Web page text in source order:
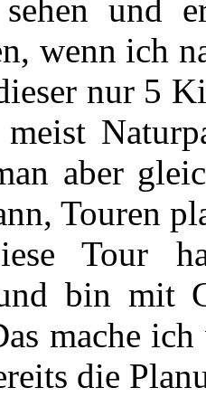
und
wenn ich
nur 5
aber
Touren
Tour
bin mit
mache
die